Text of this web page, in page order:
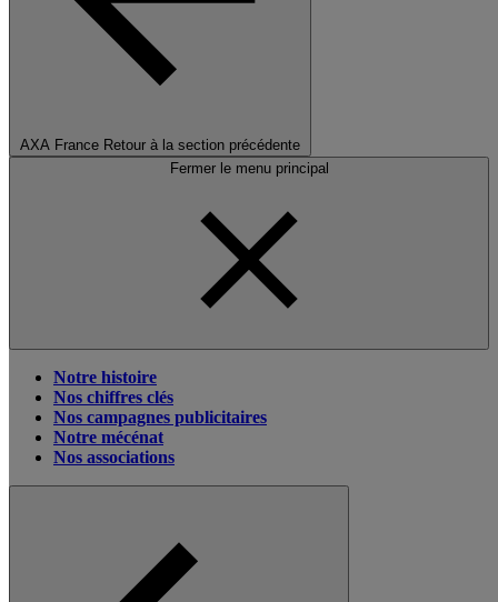
AXA France Retour à la section précédente
Fermer le menu principal
Notre histoire
Nos chiffres clés
Nos campagnes publicitaires
Notre mécénat
Nos associations